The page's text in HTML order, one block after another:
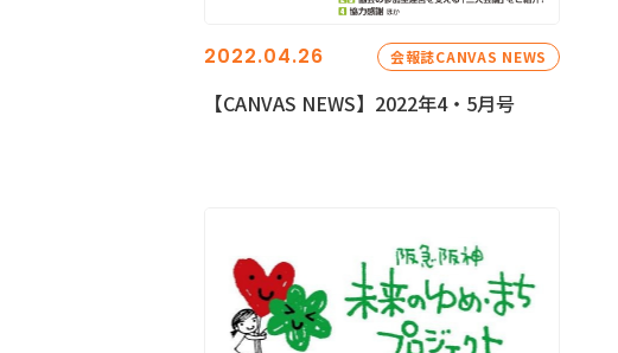
2022.04.26 会報誌CANVAS NEWS
【CANVAS NEWS】2022年4・5月号